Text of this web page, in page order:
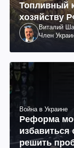
Топливный
хозяйству
Виталий
Член
Война в Украине
Реформа
избавиться
решить